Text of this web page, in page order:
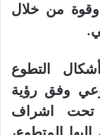
وقوة من خلال
التطوع
وفق رؤية
تحت اشراف